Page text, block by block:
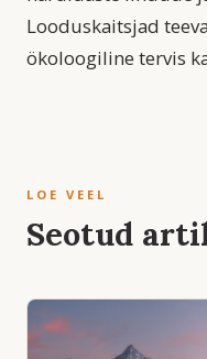
Looduskaitsjad
ökoloogiline tervis
LOE VEEL
Seotud